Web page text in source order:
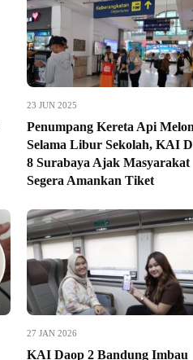
23 JUN 2025
Penumpang Kereta Api
Selama Libur Sekolah, KAI
8 Surabaya Ajak Masyarakat
Segera Amankan Tiket
27 JAN 2026
KAI Daop 2 Bandung Imbau